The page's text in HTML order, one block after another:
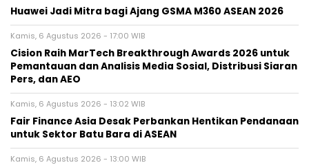
Huawei Jadi Mitra bagi Ajang GSMA M360 ASEAN 2026
Kamis, 6 Agustus 2026 - 17:00 WIB
Cision Raih MarTech Breakthrough Awards 2026 untuk
Pemantauan dan Analisis Media Sosial, Distribusi Siaran
Pers, dan AEO
Kamis, 6 Agustus 2026 - 13:02 WIB
Fair Finance Asia Desak Perbankan Hentikan Pendanaan
untuk Sektor Batu Bara di ASEAN
Kamis, 6 Agustus 2026 - 13:00 WIB